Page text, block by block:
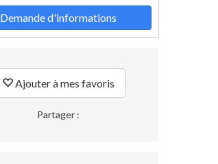
Demande d'informations
Ajouter à mes favoris
Partager :